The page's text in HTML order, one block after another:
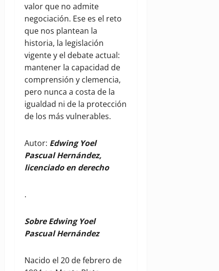
valor que no admite
negociación. Ese es el reto
que nos plantean la
historia, la legislación
vigente y el debate actual:
mantener la capacidad de
comprensión y clemencia,
pero nunca a costa de la
igualdad ni de la protección
de los más vulnerables.
Autor: Edwing Yoel
Pascual Hernández,
licenciado en derecho
.
Sobre Edwing Yoel
Pascual Hernández
Nacido el 20 de febrero de